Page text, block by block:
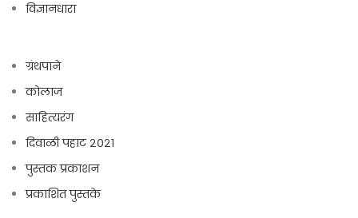
विज्ञानधारा
ग्रंथपाने
कोलाज
साहित्यरंग
दिवाळी पहाट २०२१
पुस्तक प्रकाशन
प्रकाशित पुस्तके